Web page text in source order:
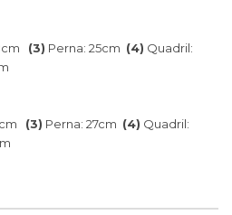
(3) Perna: 25cm (4) Quadril:
(3) Perna: 27cm (4) Quadril: